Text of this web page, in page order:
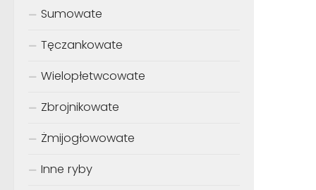
Sumowate
Tęczankowate
Wielopłetwcowate
Zbrojnikowate
Żmijogłowowate
Inne ryby